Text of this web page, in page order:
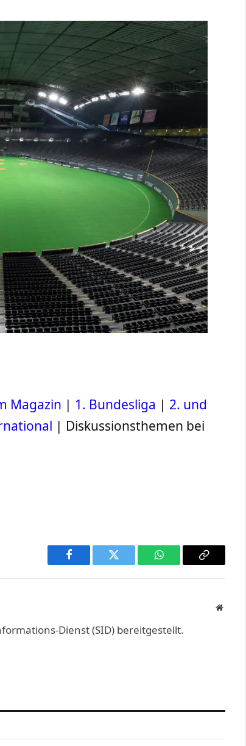
Magazin | 1. Bundesliga | 2. und
| Diskussionsthemen bei
Facebook Twitter WhatsAppCopy
Website
Dienst (SID) bereitgestellt.